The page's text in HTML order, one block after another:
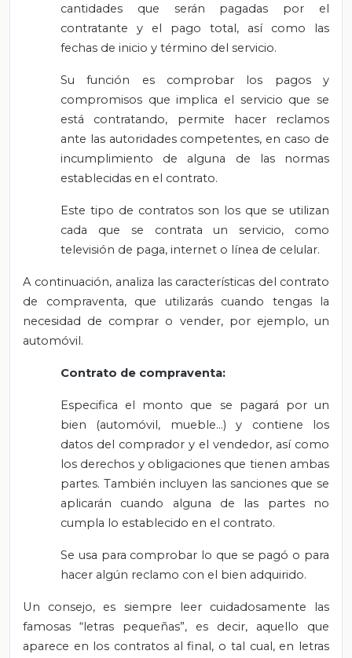
cantidades que serán pagadas por el
contratante y el pago total, así como las
fechas de inicio y término del servicio.
Su función es comprobar los pagos y
compromisos que implica el servicio que se
está contratando, permite hacer reclamos
ante las autoridades competentes, en caso de
incumplimiento de alguna de las normas
establecidas en el contrato.
Este tipo de contratos son los que se utilizan
cada que se contrata un servicio, como
televisión de paga, internet o línea de celular.
A continuación, analiza las características del contrato
de compraventa, que utilizarás cuando tengas la
necesidad de comprar o vender, por ejemplo, un
automóvil.
Contrato de compraventa:
Especifica el monto que se pagará por un
bien (automóvil, mueble…) y contiene los
datos del comprador y el vendedor, así como
los derechos y obligaciones que tienen ambas
partes. También incluyen las sanciones que se
aplicarán cuando alguna de las partes no
cumpla lo establecido en el contrato.
Se usa para comprobar lo que se pagó o para
hacer algún reclamo con el bien adquirido.
Un consejo, es siempre leer cuidadosamente las
famosas “letras pequeñas”, es decir, aquello que
aparece en los contratos al final, o tal cual, en letras